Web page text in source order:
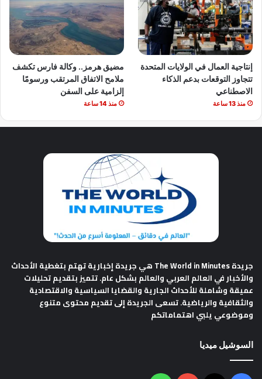
إنتاجية العمال في الولايات المتحدة
تتجاوز التوقعات بدعم الذكاء
الاصطناعي
منذ 13 ساعة
مضيق هرمز.. وكالة فارس تكشف
ملامح الاتفاق المرتقب ورسومًا
إلزامية على السفن
منذ 14 ساعة
جريدة The World in Minutes
هي جريدة إخبارية تهتم بتغطية الأحداث
والأخبار في العالم العربي والعالم بشكل عام. تتميز بتقديم تحليلات
عميقة وشاملة للأحداث الجارية والقضايا السياسية والاقتصادية
والثقافية والرياضية. تسعى الجريدة إلى تقديم محتوى متنوع
وموضوعي يلبي اهتماماتكم
السوشيل ميديا